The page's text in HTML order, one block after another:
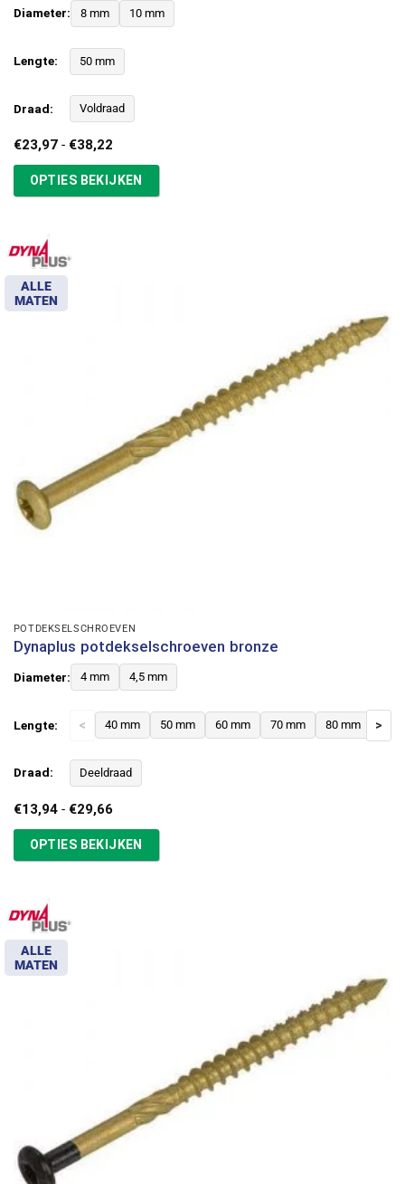
Diameter: 8 mm 10 mm
Lengte: 50 mm
Draad: Voldraad
€23,97 - €38,22Prijsklasse:
tot
€38,22
OPTIES BEKIJKEN
ALLE
MATEN
POTDEKSELSCHROEVEN
Dynaplus potdekselschroeven bronze
Diameter: 4 mm 4,5 mm
Lengte: < 40 mm 50 mm 60 mm 70 mm 80 mm >
Draad: Deeldraad
€13,94 - €29,66Prijsklasse:
tot
€29,66
OPTIES BEKIJKEN
ALLE
MATEN